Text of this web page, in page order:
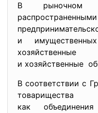
В рыночном
и
и хозяйственные
В соответствии с
как